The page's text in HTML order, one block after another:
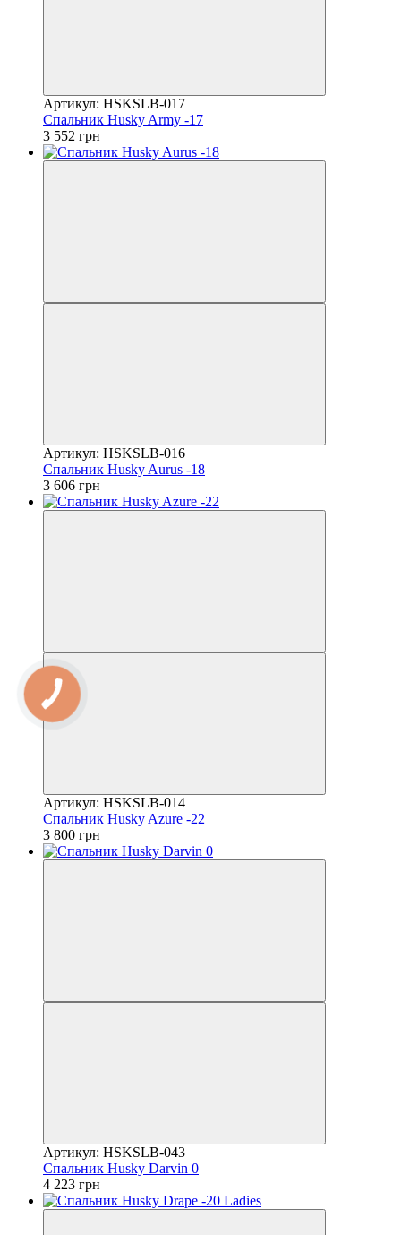
Артикул: HSKSLB-017
Спальник Husky Army -17
3 552 грн
Артикул: HSKSLB-016
Спальник Husky Aurus -18
3 606 грн
Артикул: HSKSLB-014
Спальник Husky Azure -22
3 800 грн
Артикул: HSKSLB-043
Спальник Husky Darvin 0
4 223 грн